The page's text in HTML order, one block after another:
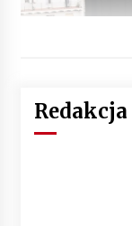
Redakcja